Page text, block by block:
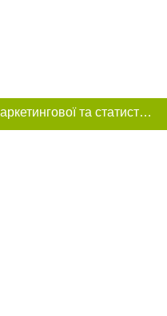
Цей сайт використовує «cookies». Також веб-сайт використовує інтернет-сервіс для збору технічних даних стосовно відвідувачів з метою отримання маркетингової та статистичної інформації. Умови обробки даних відвідувачів сайту див.